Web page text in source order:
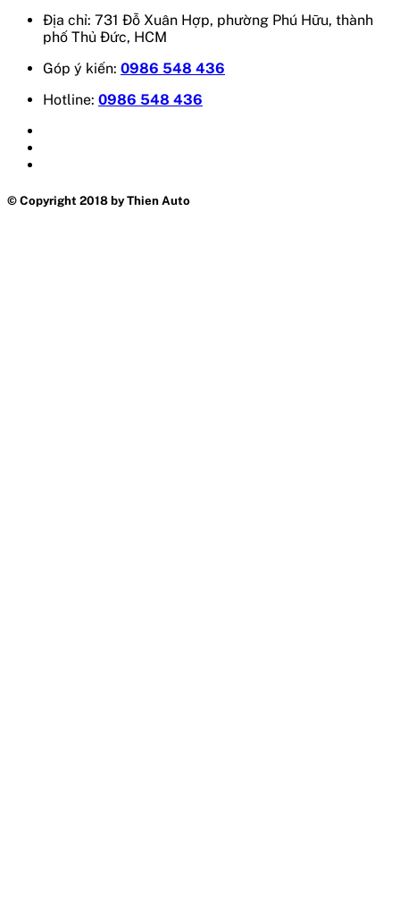
Địa chỉ: 731 Đỗ Xuân Hợp, phường Phú Hữu, thành
phố Thủ Đức, HCM
Góp ý kiến: 0986 548 436
Hotline: 0986 548 436
© Copyright 2018 by Thien Auto